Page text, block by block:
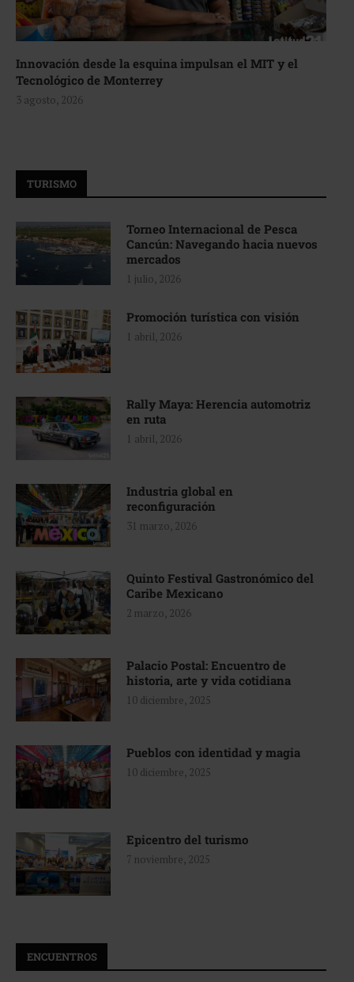
Innovación desde la esquina impulsan el MIT y el
Tecnológico de Monterrey
3 agosto, 2026
TURISMO
Torneo Internacional de Pesca
Cancún: Navegando hacia nuevos
mercados
1 julio, 2026
Promoción turística con visión
1 abril, 2026
Rally Maya: Herencia automotriz
en ruta
1 abril, 2026
Industria global en
reconfiguración
31 marzo, 2026
Quinto Festival Gastronómico del
Caribe Mexicano
2 marzo, 2026
Palacio Postal: Encuentro de
historia, arte y vida cotidiana
10 diciembre, 2025
Pueblos con identidad y magia
10 diciembre, 2025
Epicentro del turismo
7 noviembre, 2025
ENCUENTROS